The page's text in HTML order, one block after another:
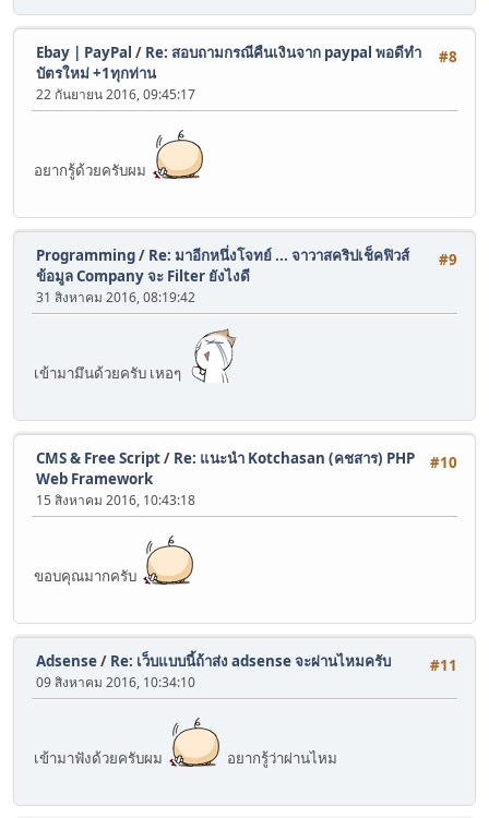
#8
Ebay | PayPal / Re: สอบถามกรณีคืนเงินจาก paypal พอดีทำ
บัตรใหม่ +1ทุกท่าน
22 กันยายน 2016, 09:45:17
อยากรู้ด้วยครับผม
#9
Programming/ Re: มาอีกหนึ่งโจทย์ ... จาวาสคริปเช็คฟิวส์
ข้อมูล Company จะ Filter ยังไงดี
31 สิงหาคม 2016, 08:19:42
เข้ามามึนด้วยครับ เหอๆ
#10
CMS & Free Script/ Re: แนะนำ Kotchasan (คชสาร) PHP
Web Framework
15 สิงหาคม 2016, 10:43:18
ขอบคุณมากครับ
#11
Adsense/ Re: เว็บแบบนี้ถ้าส่ง adsense จะผ่านไหมครับ
09 สิงหาคม 2016, 10:34:10
เข้ามาฟังด้วยครับผม อยากรู้ว่าผ่านไหม